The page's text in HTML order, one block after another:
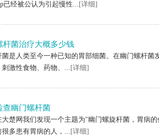
已经被公认为引起慢性... [详细]
杆菌治疗大概多少钱
菌是人类至今一种已知的胃部细菌。在幽门螺杆
刺激性食物、药物、... [详细]
查幽门螺杆菌
大楚网我们发现一个主题为"幽门螺旋杆菌，胃病
很多患有胃病的人，... [详细]